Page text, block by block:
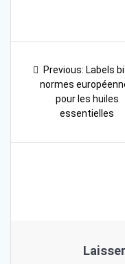
l’article
Previous: Previous
post:
Labels
normes
pour les huiles
essentielles